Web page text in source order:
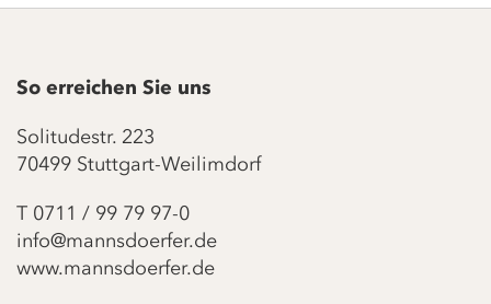
So erreichen Sie uns
Solitudestr. 223
70499 Stuttgart-Weilimdorf
T 0711 / 99 79 97-0
info@mannsdoerfer.de
www.mannsdoerfer.de